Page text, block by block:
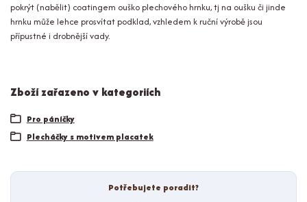
pokrýt (nabělit) coatingem ouško plechového hrnku, tj na oušku či jinde
hrnku může lehce prosvítat podklad, vzhledem k ruční výrobě jsou
přípustné i drobnější vady.
Zboží zařazeno v kategoriích
Pro páníčky
Plecháčky s motivem placatek
Potřebujete poradit?